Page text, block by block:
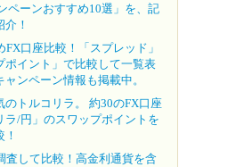
ペーンおすすめ10選」を、記
！
FX口座比較！「スプレッド」
ポイント」で比較して一覧表
ャンペーン情報も掲載中。
のトルコリラ。 約30のFX口座
ラ/円」のスワップポイントを
査して比較！高金利通貨を含